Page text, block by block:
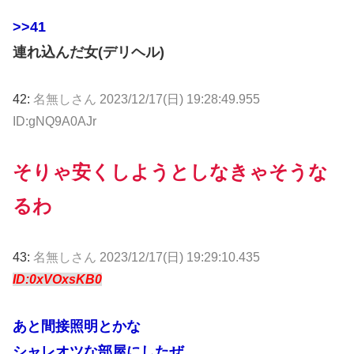
>>41
連れ込んだ女(デリヘル)
42: 名無しさん 2023/12/17(日) 19:28:49.955
ID:gNQ9A0AJr
そりゃ安くしようとしなきゃそうな
るわ
43: 名無しさん 2023/12/17(日) 19:29:10.435
ID:0xVOxsKB0
あと間接照明とかな